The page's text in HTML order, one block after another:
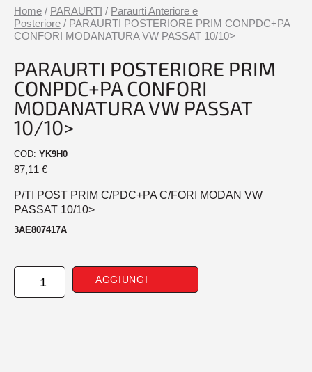
Home / PARAURTI / Paraurti Anteriore e
Posteriore / PARAURTI POSTERIORE PRIM CONPDC+PA
CONFORI MODANATURA VW PASSAT 10/10>
PARAURTI POSTERIORE PRIM
CONPDC+PA CONFORI
MODANATURA VW PASSAT
10/10>
COD: YK9H0
87,11 €
P/TI POST PRIM C/PDC+PA C/FORI MODAN VW
PASSAT 10/10>
3AE807417A
PARAURTI
POSTERIORE
AGGIUNGI